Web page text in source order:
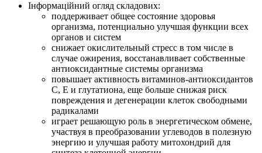
Інформаційний огляд складових:
поддерживает общее состояние здоровья
организма, потенциально улучшая функции всех
органов и систем
снижает окислительный стресс в том числе в
случае ожирения, восстанавливает собственные
антиоксидантные системы организма
повышает активность витаминов-антиоксидантов
С, Е и глутатиона, еще больше снижая риск
повреждения и дегенерации клеток свободными
радикалами
играет решающую роль в энергетическом обмене,
участвуя в преобразовании углеводов в полезную
энергию и улучшая работу митохондрий для